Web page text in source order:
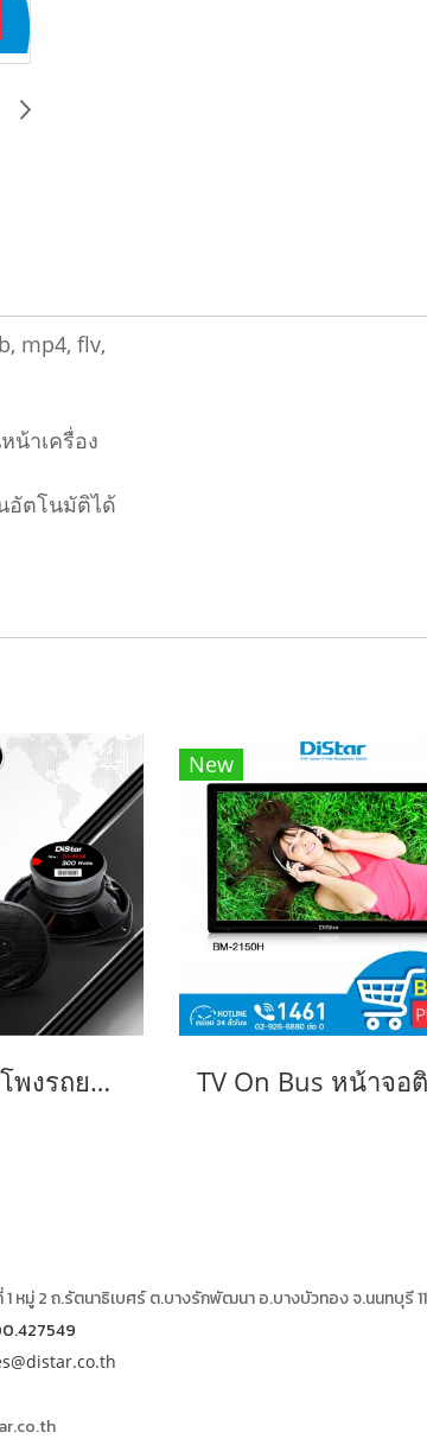
mp4, flv,
น้าเครื่อง
อัตโนมัติได้
DS-693A ลำโพงรถยนต์ 6x9 นิ้ว 3 ทาง กำลังขับ 300 วัตต์
New
หมู่ 2 ถ.รัตนาธิเบศร์ ต.บางรักพัฒนา อ.บางบัวทอง จ.นนทบุรี